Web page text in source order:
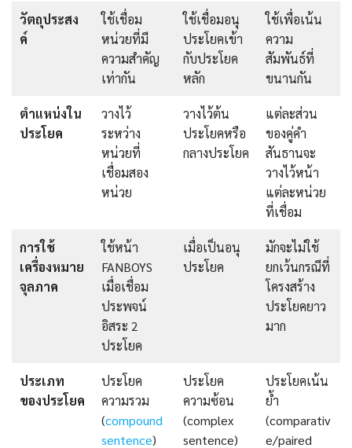
วัตถุประสง
ค์
ใช้เชื่อม
หน่วยที่มี
ความสำคัญ
เท่ากัน
ใช้เชื่อมอนุ
ประโยคเข้า
กับประโยค
หลัก
ใช้เพื่อเน้น
ความ
สัมพันธ์ที่
ขนานกัน
ตำแหน่งใน
ประโยค
วางไว้
ระหว่าง
หน่วยที่
เชื่อมสอง
หน่วย
วางไว้ต้น
ประโยคหรือ
กลางประโยค
แต่ละส่วน
ของคู่คำ
สันธานจะ
วางไว้หน้า
แต่ละหน่วย
ที่เชื่อม
การใช้
เครื่องหมาย
จุลภาค
ใช้หน้า
FANBOYS
เมื่อเชื่อม
ประพจน์
อิสระ 2
ประโยค
เมื่อเป็นอนุ
ประโยค
มักจะไม่ใช้
ยกเว้นกรณีที่
โครงสร้าง
ประโยคยาว
มาก
ประเภท
ของประโยค
ประโยค
ความรวม
(compound
sentence)
ประโยค
ความซ้อน
(complex
sentence)
ประโยคเน้น
ย้ำ
(comparativ
e/paired